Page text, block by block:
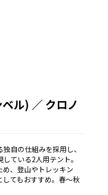
ル) ／ クロノ
自の仕組みを採用し、
ている2人用テント。
、登山やトレッキン
てもおすすめ。春～秋